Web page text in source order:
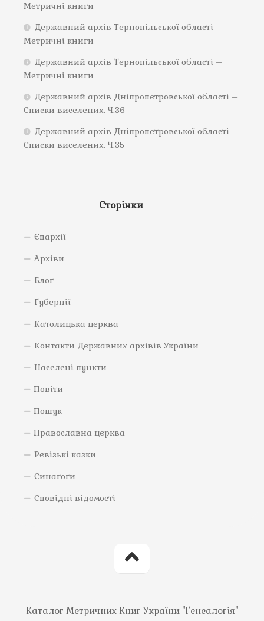
Метричні книги
Державний архів Тернопільської області –
Метричні книги
Державний архів Тернопільської області –
Метричні книги
Державний архів Дніпропетровської області –
Списки виселених. Ч.36
Державний архів Дніпропетровської області –
Списки виселених. Ч.35
Сторінки
Єпархії
Архіви
Блог
Губернії
Католицька церква
Контакти Державних архівів України
Населені пункти
Повіти
Пошук
Православна церква
Ревізькі казки
Синагоги
Сповідні відомості
Каталог Метричних Книг України "Генеалогія"